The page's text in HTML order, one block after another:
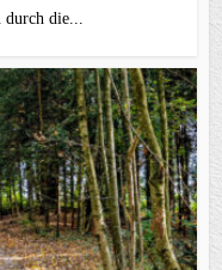
durch die...